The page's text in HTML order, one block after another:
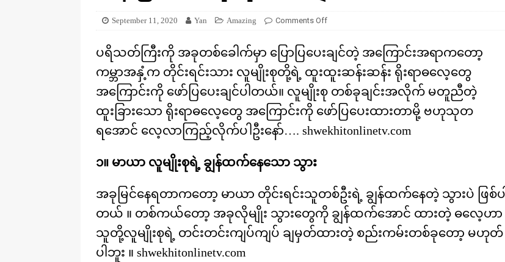
KNOWLEDGE
September 11, 2020 Yan Amazing Comments Off
ပရိသတ်ကြီးကို အခုတစ်ခေါက်မှာ ပြောပြပေးချင်တဲ့ အကြောင်းအရာကတော့
ကမ္ဘာအနှံ့က တိုင်းရင်းသား လူမျိုးစုတို့ရဲ့ ထူးထူးဆန်းဆန်း ရိုးရာဓလေ့တွေ
အကြောင်းကို ဖော်ပြပေးချင်ပါတယ်။ လူမျိုးစု တစ်ခုချင်းအလိုက် မတူညီတဲ့
ထူးခြားသော ရိုးရာဓလေ့တွေ အကြောင်းကို ဖော်ပြပေးထားတာမို့ ဗဟုသုတ
ရအောင် လေ့လာကြည့်လိုက်ပါဦးနော်…. shwekhitonlinetv.com
၁။ မာယာ လူမျိုးစုရဲ့ ချွန်ထက်နေသော သွား
အခုမြင်နေရတာကတော့ မာယာ တိုင်းရင်းသူတစ်ဦးရဲ့ ချွန်ထက်နေတဲ့ သွားပဲ ဖြစ်ပါ
တယ် ။ တစ်ကယ်တော့ အခုလိုမျိုး သွားတွေကို ချွန်ထက်အောင် ထားတဲ့ ဓလေ့ဟာ
သူတို့လူမျိုးစုရဲ့ တင်းတင်းကျပ်ကျပ် ချမှတ်ထားတဲ့ စည်းကမ်းတစ်ခုတော့ မဟုတ်
ပါဘူး ။ shwekhitonlinetv.com